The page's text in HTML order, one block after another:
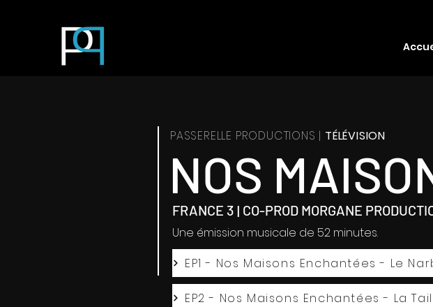
NOS
PASSERELLE PRODUCTIONS | TÉLÉVISION
FRANCE 3 | CO-PROD MORGANE
Une émission musicale de 52 minutes.
EP1 - Nos Maisons Enchantées - Le
EP2 - Nos Maisons Enchantées - La